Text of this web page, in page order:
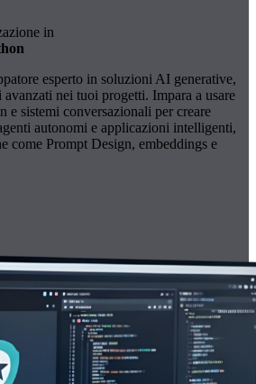
in
esperto in soluzioni AI generative,
nei tuoi progetti. Impara a usare
e sistemi conversazionali per creare
autonomi e applicazioni intelligenti,
come Prompt Design, embeddings e